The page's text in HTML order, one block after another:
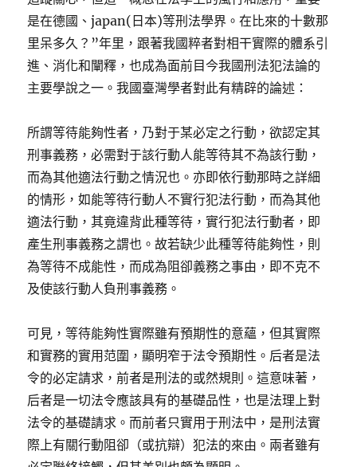
是在德國、japan(日本)等刑法學界。在比來的十數那
里呆多久？”年里，跟著我國粹者對相干實際的體系引
進、消化和闡釋，也成為面前目今我國刑法犯法論的
主要學說之一。我國臺灣學者對此有精辟的論述：
所謂等待能夠性者，乃對于某必定之行動，欲認定其
刑事義務，必需對于該行動人能等待其不為該行動，
而為其他適法行動之情況也。亦即依行動那時之詳細
的情形，如能等待行動人不實行犯法行動，而為其他
適法行動，其竟違背此種等待，實行犯法行動者，即
產生刑事義務之謂也。故若缺少此種等待能夠性，則
為等待不成能性，而成為阻卻義務之事由，即不克不
及使該行動人負刑事義務。
可見，等待能夠性實際雖有預期性的意蘊，但其實際
和實務的實用范圍，顯明窄于法令預期性。后者是法
令的必定請求，前者是刑法的或然規則。這意味著，
后者是一切法令應該具有的基礎品性，也是法理上對
法令的基礎請求。而前者只實用于刑法中，是刑法實
際上有關行動阻卻（或抗辯）犯法的來由。兩者雖有